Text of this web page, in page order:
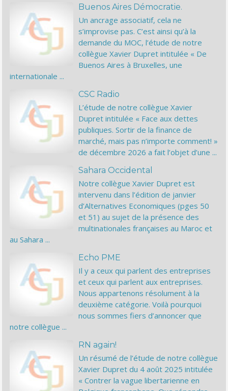
Buenos Aires Démocratie.
Un ancrage associatif, cela ne
s’improvise pas. C’est ainsi qu’à la
demande du MOC, l’étude de notre
collègue Xavier Dupret intitulée « De
Buenos Aires à Bruxelles, une
internationale ...
CSC Radio
L’étude de notre collègue Xavier
Dupret intitulée « Face aux dettes
publiques. Sortir de la finance de
marché, mais pas n’importe comment! »
de décembre 2026 a fait l’objet d’une ...
Sahara Occidental
Notre collègue Xavier Dupret est
intervenu dans l’édition de janvier
d’Alternatives Economiques (pges 50
et 51) au sujet de la présence des
multinationales françaises au Maroc et
au Sahara ...
Echo PME
Il y a ceux qui parlent des entreprises
et ceux qui parlent aux entreprises.
Nous appartenons résolument à la
deuxième catégorie. Voilà pourquoi
nous sommes fiers d’annoncer que
notre collègue ...
RN again!
Un résumé de l’étude de notre collègue
Xavier Dupret du 4 août 2025 intitulée
« Contrer la vague libertarienne en